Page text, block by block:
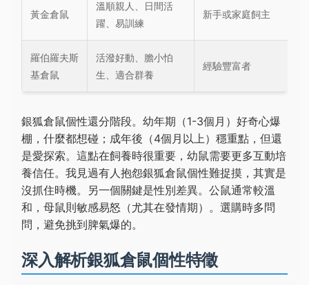
黃金倉鼠
溫順親人、日間活
躍、易訓練
新手或家庭飼主
羅伯羅夫斯
基倉鼠
活潑好動、膽小怕
生、適合群養
經驗豐富者
銀狐倉鼠個性還分階段。幼年期（1-3個月）好奇心爆
棚，什麼都想碰；成年後（4個月以上）穩重點，但還
是愛探索。這點在飼養時很重要，幼鼠需要更多互動培
養信任。我見過有人抱怨銀狐倉鼠個性難捉摸，其實是
沒抓住時機。另一個關鍵是性別差異。公鼠通常較溫
和，母鼠則敏感易怒（尤其在發情期）。選購時多問
問，避免挑到脾氣爆的。
深入解析銀狐倉鼠個性特徵